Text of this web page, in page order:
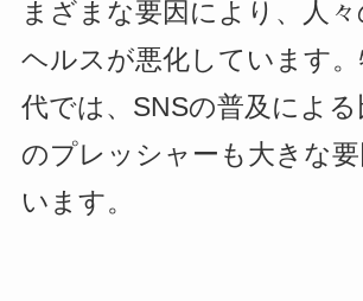
まざまな要因により、人
ヘルスが悪化しています
代では、SNSの普及による
のプレッシャーも大きな
います。